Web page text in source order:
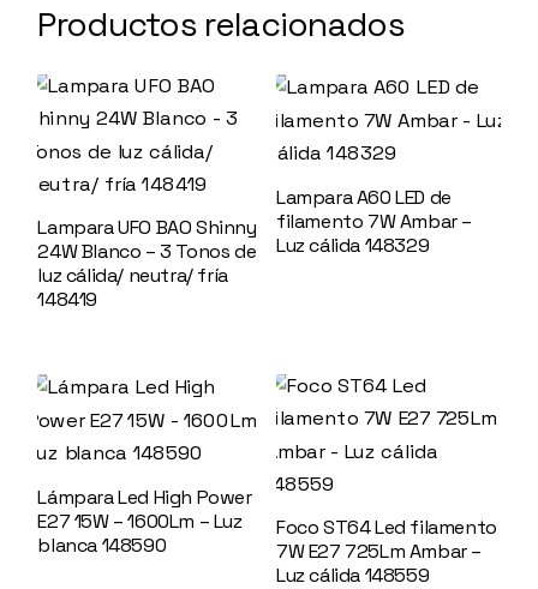
Productos relacionados
Lampara UFO BAO Shinny
24W Blanco – 3 Tonos de
luz cálida/ neutra/ fría
148419
Lampara A60 LED de
filamento 7W Ambar –
Luz cálida 148329
Lámpara Led High Power
E27 15W – 1600Lm – Luz
blanca 148590
Foco ST64 Led filamento
7W E27 725Lm Ambar –
Luz cálida 148559